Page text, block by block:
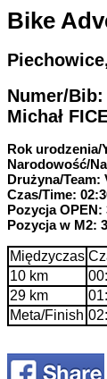
Bike
Numer/Bib:
Michał
Rok urodzenia/
Narodowość/
Drużyna/Team:
Czas/Time:
Pozycja OPEN:
Pozycja w M2: 3
Międzyczas
10 km
29 km
Meta/Finish